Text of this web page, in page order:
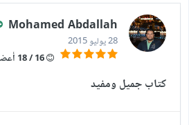
Mohamed Abdallah
28 يوليو 2015
كتاب جميل ومفيد